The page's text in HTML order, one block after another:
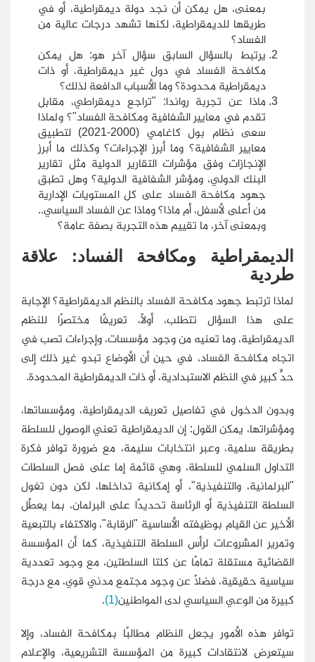
بمعنى، هل يمكن أن نجد دولة ديمقراطية، أو في
طريقها للديمقراطية، لكنها تشهد درجات عالية من
الفساد؟
يرتبط بالسؤال السابق سؤال آخر هو: هل يمكن
مكافحة الفساد في دول غير ديمقراطية، أو ذات
ديمقراطية محدودة؟ وما الأسباب الدافعة لذلك؟
ماذا عن تجربة رواندا: "تراجع ديمقراطي، مقابل
تقدم في معايير الشفافية ومكافحة الفساد"؟ ولماذا
سعى نظام بول كاغامي (2000-2021) لتطبيق
معايير الشفافية؟ وما أبرز الإجراءات؟ وكذلك ما أبرز
الإنجازات وفق مؤشرات التقارير الدولية مثل تقارير
البنك الدولي، ومؤشر الشفافية الدولية؟ وهل تطبق
جهود مكافحة الفساد على كل المستويات الإدارية
من أعلى لأسفل، أم ماذا؟ وماذا عن الفساد السياسي..
وبمعنى آخر، ما تقييم هذه التجربة بصفة عامة؟
الديمقراطية ومكافحة الفساد: علاقة
طردية
لماذا ترتبط جهود مكافحة الفساد بالنظم الديمقراطية؟ الإجابة
على هذا السؤال تتطلب، أولًا، تعريفًا مختصرًا للنظم
الديمقراطية، وما تعنيه من وجود مؤسسات، وإجراءات تصب في
اتجاه مكافحة الفساد، في حين أن الأوضاع تبدو غير ذلك إلى
حدٍّ كبير في النظم الاستبدادية، أو ذات الديمقراطية المحدودة.
وبدون الدخول في تفاصيل تعريف الديمقراطية، ومؤسساتها،
ومؤشراتها، يمكن القول: إن الديمقراطية تعني الوصول للسلطة
بطريقة سلمية، وعبر انتخابات سليمة، مع ضرورة توافر فكرة
التداول السلمي للسلطة، وهي قائمة إما على فصل السلطات
"البرلمانية، والتنفيذية"، أو إمكانية تداخلها، لكن دون تغول
السلطة التنفيذية أو الرئاسة تحديدًا على البرلمان، بما يعطِّل
الأخير عن القيام بوظيفته الأساسية "الرقابة"، والاكتفاء بالتبعية
وتمرير المشروعات لرأس السلطة التنفيذية، كما أن المؤسسة
القضائية مستقلة تمامًا عن كلتا السلطتين، مع وجود تعددية
سياسية حقيقية، فضلًا عن وجود مجتمع مدني قوي، مع درجة
كبيرة من الوعي السياسي لدى المواطنين(1)
.
توافر هذه الأمور يجعل النظام مطالبًا بمكافحة الفساد، وإلا
سيتعرض لانتقادات كبيرة من المؤسسة التشريعية، والإعلام